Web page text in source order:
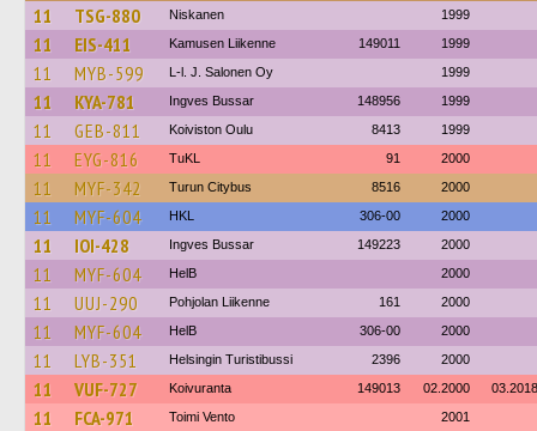
11 TSG-880 Niskanen 1999
11 EIS-411 Kamusen Liikenne 149011 1999
11 MYB-599 L-l. J. Salonen Oy 1999
11 KYA-781 Ingves Bussar 148956 1999
11 GEB-811 Koiviston Oulu 8413 1999
11 EYG-816 TuKL 91 2000
11 MYF-342 Turun Citybus 8516 2000
11 MYF-604 HKL 306-00 2000
11 IOI-428 Ingves Bussar 149223 2000
11 MYF-604 HelB 2000
11 UUJ-290 Pohjolan Liikenne 161 2000
11 MYF-604 HelB 306-00 2000
11 LYB-351 Helsingin Turistibussi 2396 2000
11 VUF-727 Koivuranta 149013 02.2000 03.2018
11 FCA-971 Toimi Vento 2001